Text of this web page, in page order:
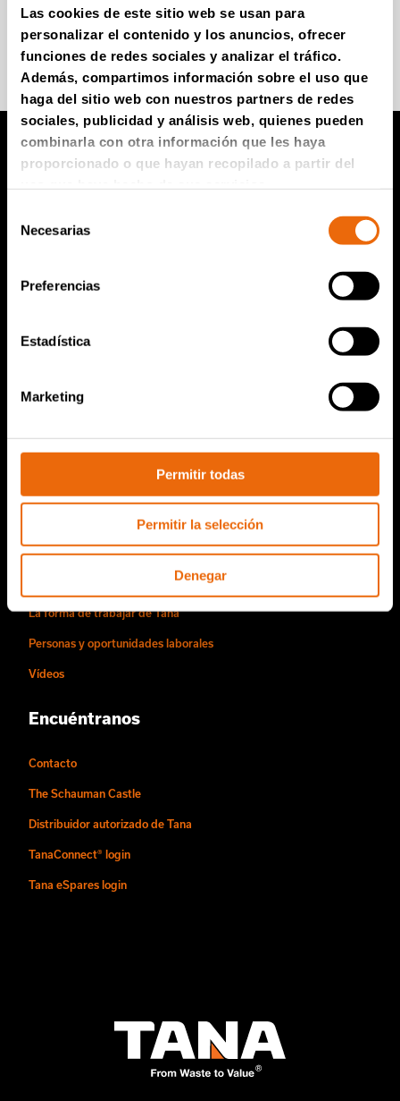
Las cookies de este sitio web se usan para
personalizar el contenido y los anuncios, ofrecer
funciones de redes sociales y analizar el tráfico.
Además, compartimos información sobre el uso que
haga del sitio web con nuestros partners de redes
sociales, publicidad y análisis web, quienes pueden
combinarla con otra información que les haya
proporcionado o que hayan recopilado a partir del
deNecesarias
Preferencias
Estadística
Marketing
Permitir todas
Permitir la selección
Denegar
Súmese para recibir información
Productos TANA
Criba de disco TANA
Servicio y ventas
Acerca de nosotros
Historia de Tana
La forma de trabajar de Tana
Personas y oportunidades laborales
Vídeos
Encuéntranos
Contacto
The Schauman Castle
Distribuidor autorizado de Tana
TanaConnect® login
Tana eSpares login